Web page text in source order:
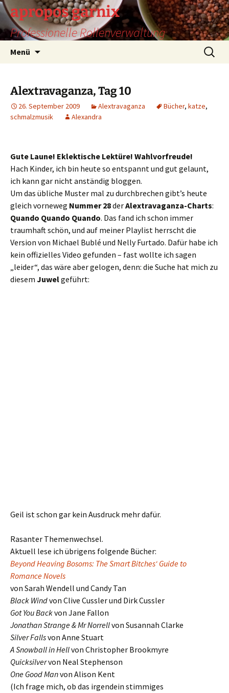
Zum
Inhalt
springen
apropos garnix
Professionelle Rollenverwaltung
Menü
Suchen
nach:
Alextravaganza, Tag 10
26. September 2009 Alextravaganza Bücher, katze,
schmalzmusik
Alexandra
Gute Laune! Eklektische Lektüre! Wahlvorfreude!
Hach Kinder, ich bin heute so entspannt und gut gelaunt,
ich kann gar nicht anständig bloggen.
Um das übliche Muster mal zu durchbrechen gibt’s heute
gleich vorneweg Nummer 28derAlextravaganza-Charts:
Quando Quando Quando. Das fand ich schon immer
traumhaft schön, und auf meiner Playlist herrscht die
Version von Michael Bublé und Nelly Furtado. Dafür habe ich
kein offizielles Video gefunden – fast wollte ich sagen
„leider“, das wäre aber gelogen, denn: die Suche hat mich zu
diesem Juwelgeführt:
Geil ist schon gar kein Ausdruck mehr dafür.
Rasanter Themenwechsel.
Aktuell lese ich übrigens folgende Bücher:
Beyond Heaving Bosoms: The Smart Bitches‘ Guide to
Romance Novels
von Sarah Wendell und Candy Tan
Black Windvon Clive Cussler und Dirk Cussler
Got You Backvon Jane Fallon
Jonathan Strange & Mr Norrellvon Susannah Clarke
Silver Fallsvon Anne Stuart
A Snowball in Hellvon Christopher Brookmyre
Quicksilvervon Neal Stephenson
One Good Manvon Alison Kent
(Ich frage mich, ob das irgendein stimmiges